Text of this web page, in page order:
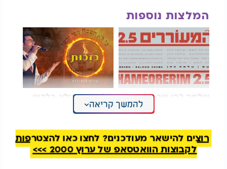
המלצות נוספות
שלמה כהן שר אליעזר
שלום ברנהולץ בלהיט
חדש: "בזכות"להמשך קריאה
רוצים להישאר מעודכנים? לחצו כאן להצטרפות
לקבוצות הוואטסאפ של ערוץ 2000 >>>